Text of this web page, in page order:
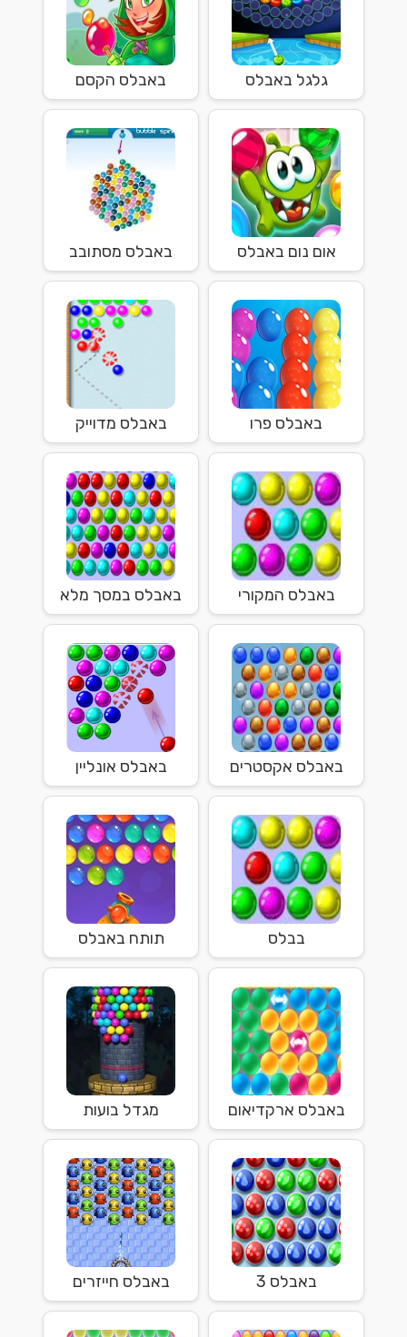
גלגל באבלס באבלס הקסם
אום נום באבלס באבלס מסתובב
באבלס פרו באבלס מדוייק
באבלס המקורי באבלס במסך מלא
באבלס אקסטרים באבלס אונליין
בבלס תותח באבלס
באבלס ארקדיאום מגדל בועות
באבלס 3 באבלס חייזרים